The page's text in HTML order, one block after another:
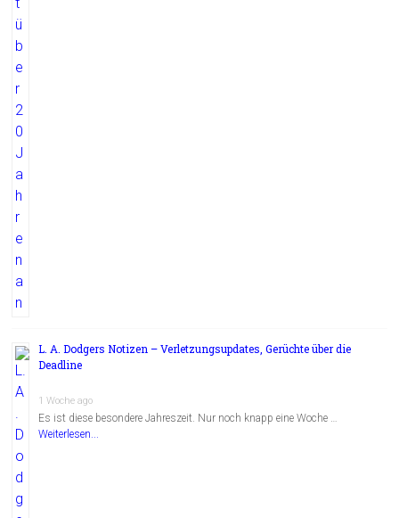
L. A. Dodgers Notizen – Verletzungsupdates, Gerüchte über die
Deadline
1 Woche ago
Es ist diese besondere Jahreszeit. Nur noch knapp eine Woche …
Weiterlesen...